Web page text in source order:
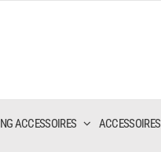
ACCESSOIRES ACCESSOIRES